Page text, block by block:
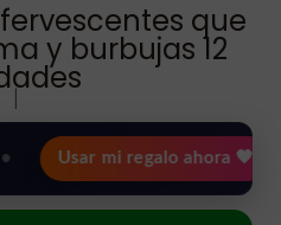
que
y burbujas 12
Usar mi regalo ahora 🖤 🎉